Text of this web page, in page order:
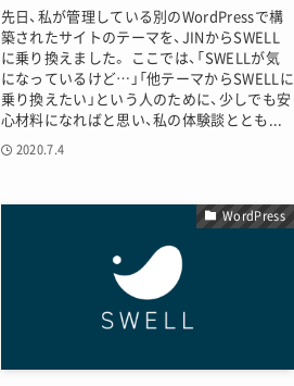
先日、私が管理している別のWordPressで構
築されたサイトのテーマを、JINからSWELL
に乗り換えました。 ここでは、「SWELLが気
になっているけど…」「他テーマからSWELLに
乗り換えたい」という人のために、少しでも安
心材料になればと思い、私の体験談ととも...
2020.7.4
WordPress